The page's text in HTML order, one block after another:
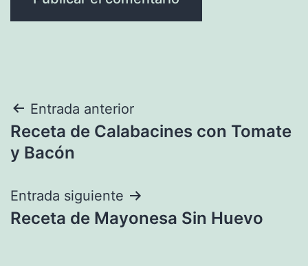
Navegación
de
Entrada anterior
Receta de Calabacines con Tomate
y Bacón
Entrada siguiente
Receta de Mayonesa Sin Huevo